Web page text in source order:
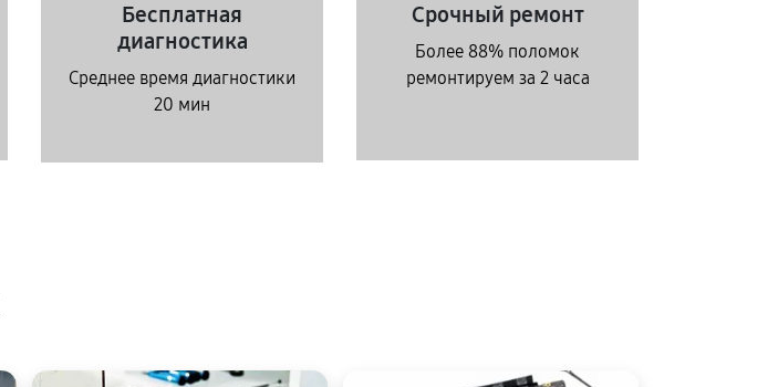
Бесплатная
диагностика
Среднее время диагностики
20 мин
Срочный ремонт
Более 88% поломок
ремонтируем за 2 часа